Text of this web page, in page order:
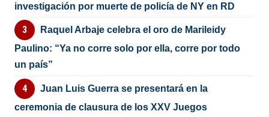
investigación por muerte de policía de NY en RD
Raquel Arbaje celebra el oro de Marileidy
Paulino: “Ya no corre solo por ella, corre por todo
un país”
Juan Luis Guerra se presentará en la
ceremonia de clausura de los XXV Juegos